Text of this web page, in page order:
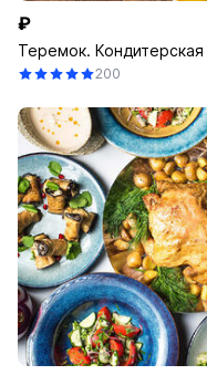
₽
Теремок.
200